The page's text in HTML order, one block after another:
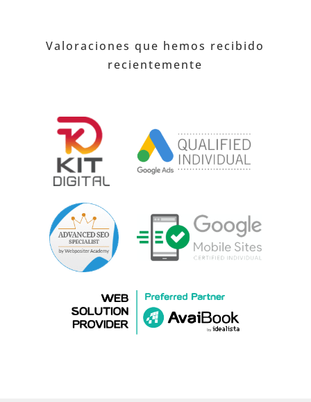
Valoraciones que hemos recibido
recientemente